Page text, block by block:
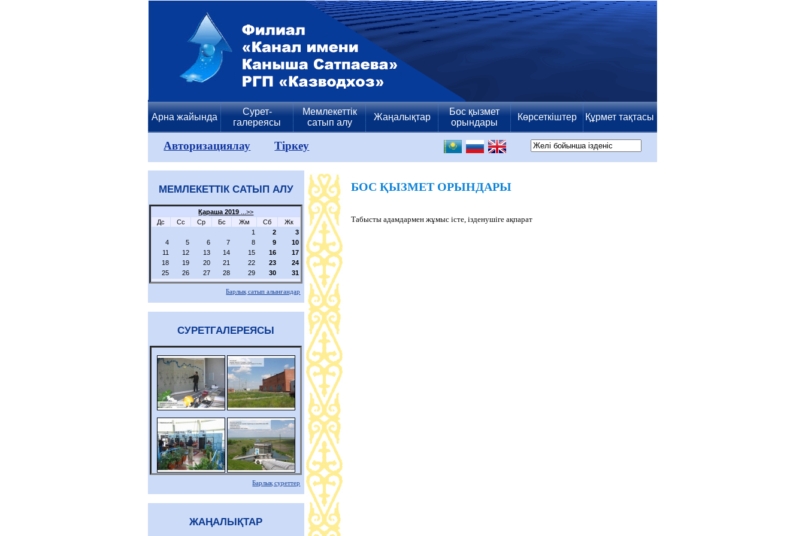
Арна жайында
Сурет-
галереясы
Мемлекеттік
сатып алу
Жаңалықтар
Бос қызмет
орындары
Көрсеткіштер Құрмет тақтасы
Авторизациялау Тіркеу
МЕМЛЕКЕТТІК САТЫП АЛУ
Қараша 2019
...>>
Дс
Сс Ср Бс Жм Сб
Жк
1
2
3
4
5 6 7 8 9
10
11
12 13 14 15 16
17
18
19 20 21 22 23
24
25
26 27 28 29 30 31
Барлық сатып алынғандар
СУРЕТГАЛЕРЕЯСЫ
Барлық суреттер
ЖАҢАЛЫҚТАР
БОС ҚЫЗМЕТ ОРЫНДАРЫ
Табысты адамдармен жұмыс істе, ізденушіге ақпарат